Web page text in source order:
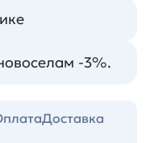
-3%.
Доставка